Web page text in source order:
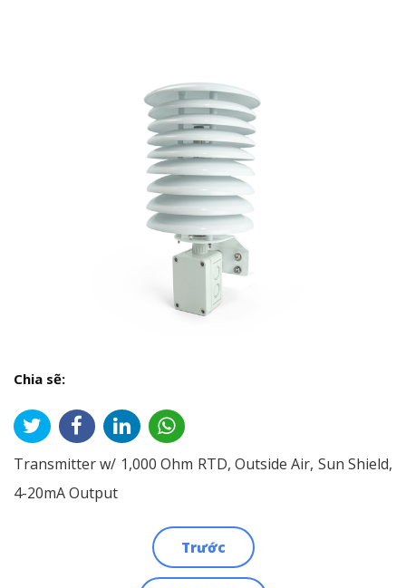
Chia sẽ:
Transmitter w/ 1,000 Ohm RTD, Outside Air, Sun Shield,
4-20mA Output
Trước